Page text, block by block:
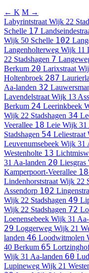
← K M →
Labyrintstraat Wijk 22
Schelle 17
Wijk 50 Schelle 102
Langenholterweg Wijk 11
22 Stadshagen 7
Berkum 20 Larixstraat
Holtenbroek 287
Aa-landen 32
Lavendelstraat Wijk 13
Berkum 24 Leerinkbeek
Wijk 22 Stadshagen 34
Veerallee 18 Leie Wijk 31
Stadshagen 54 Leliestraat
Leuvenumsebeek Wijk 31
Westenholte 13
31 Aa-landen 20 Liesgras
Kamperpoort-Veerallee
Lindenhorststraat Wijk 22
Assendorp 102
Wijk 22 Stadshagen 49
Wijk 22 Stadshagen 72
Loenensebeek Wijk 31
29 Loggerweg Wijk 21
landen 46 Loodwitmolen
40 Berkum 65
Wijk 31 Aa-landen 60
Lupineweg Wijk 21